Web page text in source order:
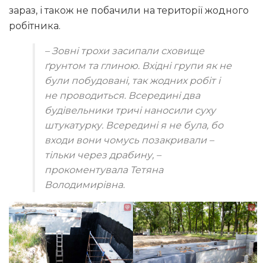
зараз, і також не побачили на території жодного
робітника.
–Зовні трохи засипали сховище
ґрунтом та глиною. Вхідні групи як не
були побудовані, так жодних робіт і
не проводиться. Всередині два
будівельники тричі наносили суху
штукатурку. Всередині я не була, бо
входи вони чомусь позакривали –
тільки через драбину, –
прокоментувала Тетяна
Володимирівна.